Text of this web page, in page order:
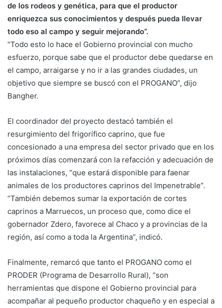
de los rodeos y genética, para que el productor
enriquezca sus conocimientos y después pueda llevar
todo eso al campo y seguir mejorando”.
“Todo esto lo hace el Gobierno provincial con mucho
esfuerzo, porque sabe que el productor debe quedarse en
el campo, arraigarse y no ir a las grandes ciudades, un
objetivo que siempre se buscó con el PROGANO”, dijo
Bangher.
El coordinador del proyecto destacó también el
resurgimiento del frigorífico caprino, que fue
concesionado a una empresa del sector privado que en los
próximos días comenzará con la refacción y adecuación de
las instalaciones, “que estará disponible para faenar
animales de los productores caprinos del Impenetrable”.
“También debemos sumar la exportación de cortes
caprinos a Marruecos, un proceso que, como dice el
gobernador Zdero, favorece al Chaco y a provincias de la
región, así como a toda la Argentina”, indicó.
Finalmente, remarcó que tanto el PROGANO como el
PRODER (Programa de Desarrollo Rural), “son
herramientas que dispone el Gobierno provincial para
acompañar al pequeño productor chaqueño y en especial a